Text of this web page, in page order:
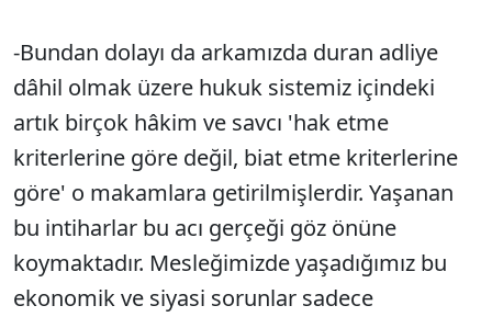
-Bundan dolayı da arkamızda duran adliye
dâhil olmak üzere hukuk sistemiz içindeki
artık birçok hâkim ve savcı 'hak etme
kriterlerine göre değil, biat etme kriterlerine
göre' o makamlara getirilmişlerdir. Yaşanan
bu intiharlar bu acı gerçeği göz önüne
koymaktadır. Mesleğimizde yaşadığımız bu
ekonomik ve siyasi sorunlar sadece